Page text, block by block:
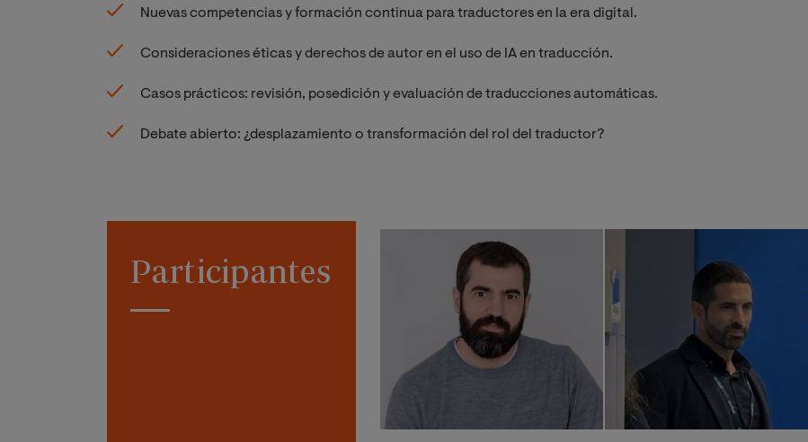
Nuevas competencias y formación continua para traductores en la era digital.
Consideraciones éticas y derechos de autor en el uso de IA en traducción.
Casos prácticos: revisión, posedición y evaluación de traducciones automáticas.
Debate abierto: ¿desplazamiento o transformación del rol del traductor?
Participantes